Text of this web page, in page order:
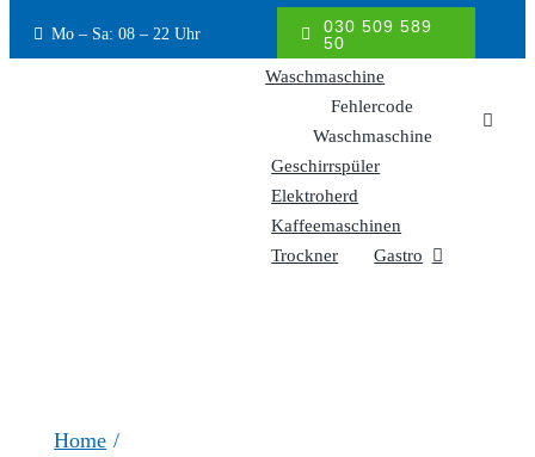
springen
Mo – Sa: 08 – 22 Uhr
030 509 589
50
Waschmaschine
Fehlercode
Waschmaschine
Geschirrspüler
Elektroherd
Kaffeemaschinen
Trockner
Gastro
Home